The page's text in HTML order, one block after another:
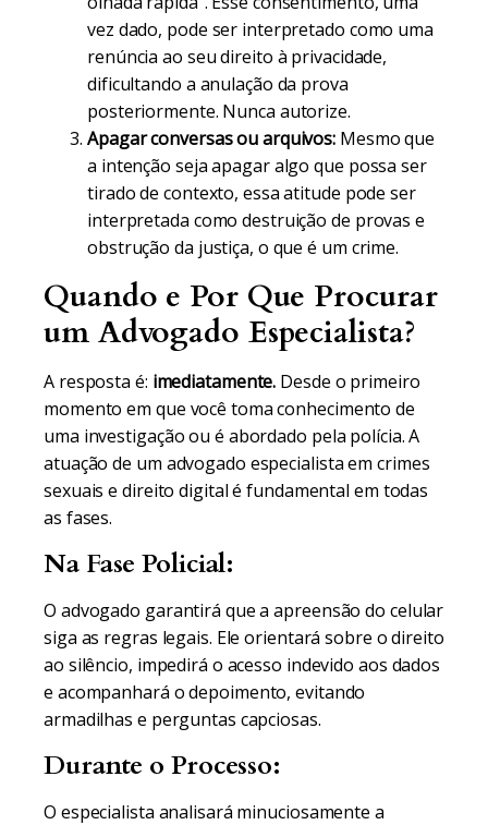
vez dado, pode ser interpretado como uma
renúncia ao seu direito à privacidade,
dificultando a anulação da prova
posteriormente. Nunca autorize.
Apagar conversas ou arquivos: Mesmo que
a intenção seja apagar algo que possa ser
tirado de contexto, essa atitude pode ser
interpretada como destruição de provas e
obstrução da justiça, o que é um crime.
Quando e Por Que Procurar
um Advogado Especialista?
A resposta é: imediatamente. Desde o primeiro
momento em que você toma conhecimento de
uma investigação ou é abordado pela polícia. A
atuação de um advogado especialista em crimes
sexuais e direito digital é fundamental em todas
as fases.
Na Fase Policial:
O advogado garantirá que a apreensão do celular
siga as regras legais. Ele orientará sobre o direito
ao silêncio, impedirá o acesso indevido aos dados
e acompanhará o depoimento, evitando
armadilhas e perguntas capciosas.
Durante o Processo:
O especialista analisará minuciosamente a